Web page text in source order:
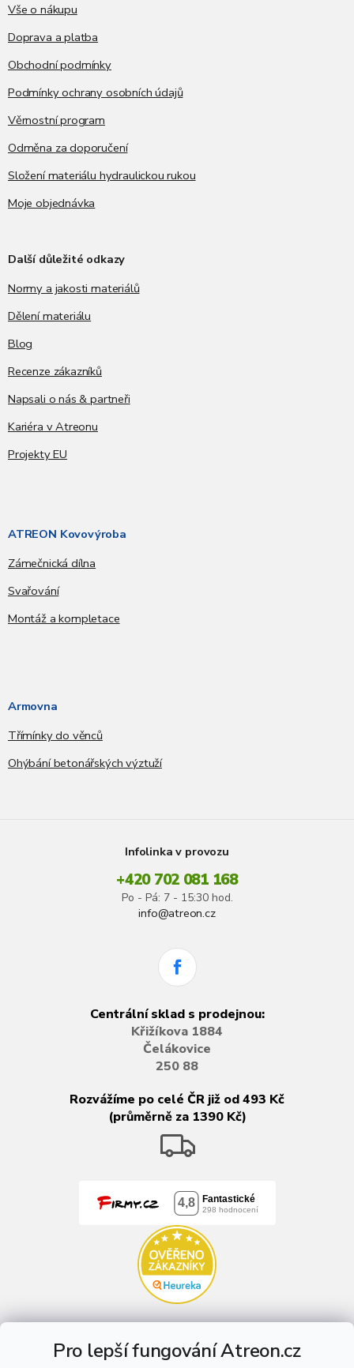
Pro lepší fungování Atreon.cz
Vše o nákupu
Doprava a platba
Obchodní podmínky
Podmínky ochrany osobních údajů
Věrnostní program
Odměna za doporučení
Složení materiálu hydraulickou rukou
Moje objednávka
Další důležité odkazy
Normy a jakosti materiálů
Dělení materiálu
Blog
Recenze zákazníků
Napsali o nás & partneři
Kariéra v Atreonu
Projekty EU
ATREON Kovovýroba
Zámečnická dílna
Svařování
Montáž a kompletace
Armovna
Třímínky do věnců
Ohýbání betonářských výztuží
Infolinka v provozu
+420 702 081 168
Po - Pá: 7 - 15:30 hod.
info@atreon.cz
Centrální sklad s prodejnou:
Křižíkova 1884
Čelákovice
250 88
Rozvážíme po celé ČR již od 493 Kč
(průměrně za 1390 Kč)